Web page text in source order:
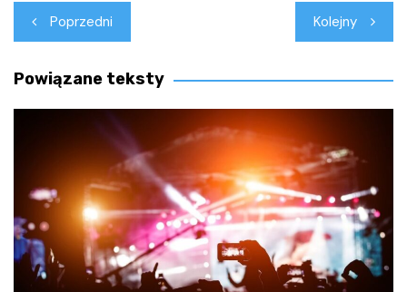
Nawigacja
wpisu
Poprzedni Kolejny
Powiązane teksty